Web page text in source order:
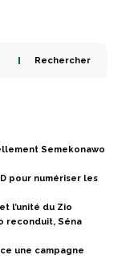
Rechercher
Semekonawo
pour numériser les
l’unité du Zio
reconduit, Séna
une campagne